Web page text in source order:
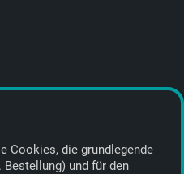
Cookies, die grund­legende
und für den